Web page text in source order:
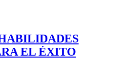
EL ÉXITO